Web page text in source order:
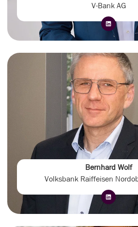
V-Bank AG
Bernhard Wolf
Volksbank Raiffeisen